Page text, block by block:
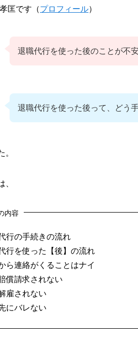
匡です（プロフィール）
退職代行を使った後のことが不
退職代行を使った後って、どう
。
、
内容
行の手続きの流れ
行を使った【後】の流れ
ら連絡がくることはナイ
償請求されない
雇されない
にバレない